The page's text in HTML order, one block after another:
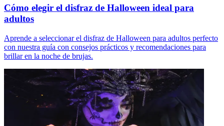
Cómo elegir el disfraz de Halloween ideal para
adultos
Aprende a seleccionar el disfraz de Halloween para adultos perfecto
con nuestra guía con consejos prácticos y recomendaciones para
brillar en la noche de brujas.